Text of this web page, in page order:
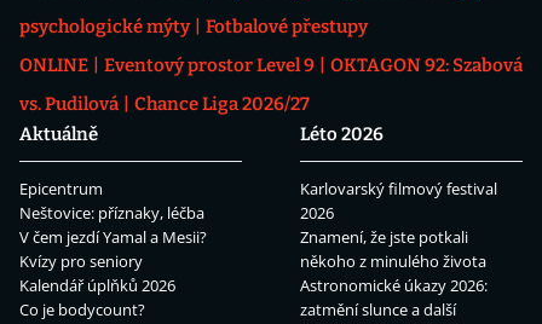
psychologické mýty
Fotbalové přestupy
ONLINE
Eventový prostor Level 9
OKTAGON 92: Szabová
vs. Pudilová
Chance Liga 2026/27
Aktuálně
Epicentrum
Neštovice: příznaky, léčba
V čem jezdí Yamal a Mesii?
Kvízy pro seniory
Kalendář úplňků 2026
Co je bodycount?
Léto 2026
Karlovarský filmový festival
2026
Znamení, že jste potkali
někoho z minulého života
Astronomické úkazy 2026:
zatmění slunce a další